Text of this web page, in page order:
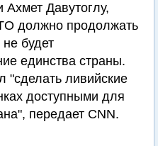
Ахмет Давутоглу,
должно продолжать
будет
единства страны.
"сделать ливийские
доступными для
передает CNN.